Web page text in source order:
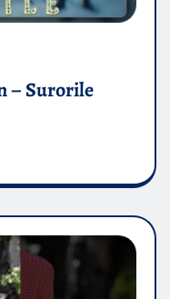
– Surorile